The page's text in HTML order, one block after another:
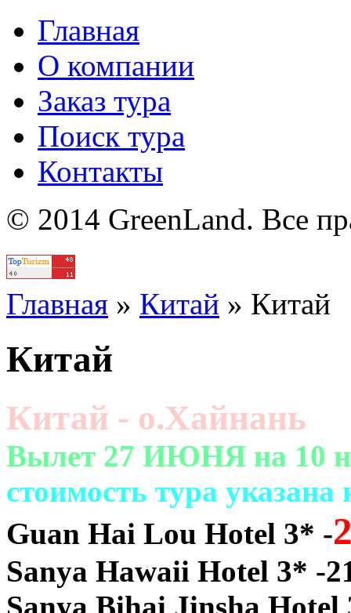
Главная
О компании
Заказ тура
Поиск тура
Контакты
© 2014 GreenLand. Все
Главная » Китай » Китай
Китай
Китай - о.Хайнань
Вылет 27 ИЮНЯ на 10
cтоимость тура
Guan Hai Lou Hotel 3* -
Sanya Hawaii Hotel 3* -
Sanya Bihai Jinsha Hotel